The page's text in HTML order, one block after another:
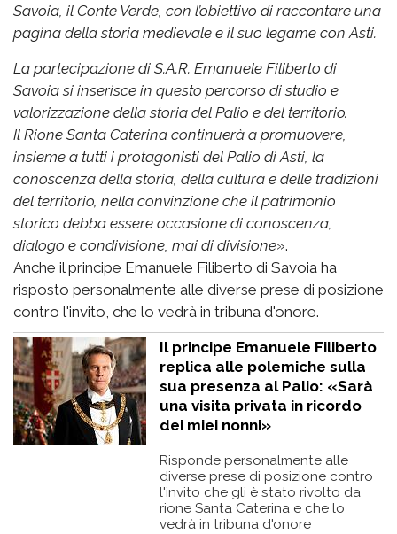
Savoia, il Conte Verde, con l’obiettivo di raccontare una
pagina della storia medievale e il suo legame con Asti.
La partecipazione di S.A.R. Emanuele Filiberto di
Savoia si inserisce in questo percorso di studio e
valorizzazione della storia del Palio e del territorio.
Il Rione Santa Caterina continuerà a promuovere,
insieme a tutti i protagonisti del Palio di Asti, la
conoscenza della storia, della cultura e delle tradizioni
del territorio, nella convinzione che il patrimonio
storico debba essere occasione di conoscenza,
dialogo e condivisione, mai di divisione».
Anche il principe Emanuele Filiberto di Savoia ha
risposto personalmente alle diverse prese di posizione
contro l'invito, che lo vedrà in tribuna d'onore.
Il principe Emanuele Filiberto
replica alle polemiche sulla
sua presenza al Palio: «Sarà
una visita privata in ricordo
dei miei nonni»
Risponde personalmente alle
diverse prese di posizione contro
l'invito che gli è stato rivolto da
rione Santa Caterina e che lo
vedrà in tribuna d'onore